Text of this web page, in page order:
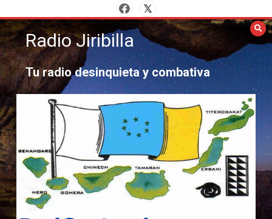
al
contenidoRadio Jiribilla
Tu radio desinquieta y combativa